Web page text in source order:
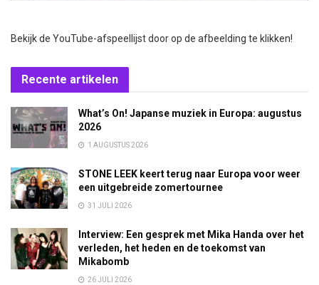
Bekijk de YouTube-afspeellijst door op de afbeelding te klikken!
Recente artikelen
What’s On! Japanse muziek in Europa: augustus
2026
1 AUGUSTUS 2026
STONE LEEK keert terug naar Europa voor weer
een uitgebreide zomertournee
31 JULI 2026
Interview: Een gesprek met Mika Handa over het
verleden, het heden en de toekomst van
Mikabomb
26 JULI 2026